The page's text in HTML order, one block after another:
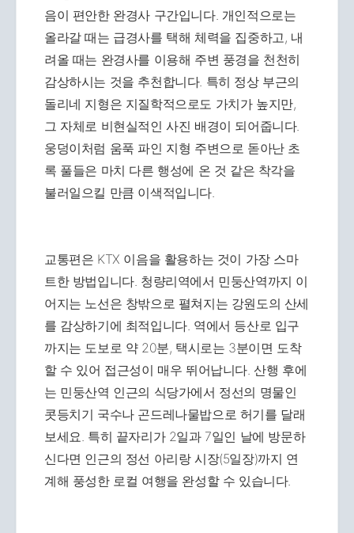
음이 편안한 완경사 구간입니다. 개인적으로는
올라갈 때는 급경사를 택해 체력을 집중하고, 내
려올 때는 완경사를 이용해 주변 풍경을 천천히
감상하시는 것을 추천합니다. 특히 정상 부근의
돌리네 지형은 지질학적으로도 가치가 높지만,
그 자체로 비현실적인 사진 배경이 되어줍니다.
웅덩이처럼 움푹 파인 지형 주변으로 돋아난 초
록 풀들은 마치 다른 행성에 온 것 같은 착각을
불러일으킬 만큼 이색적입니다.
교통편은 KTX 이음을 활용하는 것이 가장 스마
트한 방법입니다. 청량리역에서 민둥산역까지 이
어지는 노선은 창밖으로 펼쳐지는 강원도의 산세
를 감상하기에 최적입니다. 역에서 등산로 입구
까지는 도보로 약 20분, 택시로는 3분이면 도착
할 수 있어 접근성이 매우 뛰어납니다. 산행 후에
는 민둥산역 인근의 식당가에서 정선의 명물인
콧등치기 국수나 곤드레나물밥으로 허기를 달래
보세요. 특히 끝자리가 2일과 7일인 날에 방문하
신다면 인근의 정선 아리랑 시장(5일장)까지 연
계해 풍성한 로컬 여행을 완성할 수 있습니다.